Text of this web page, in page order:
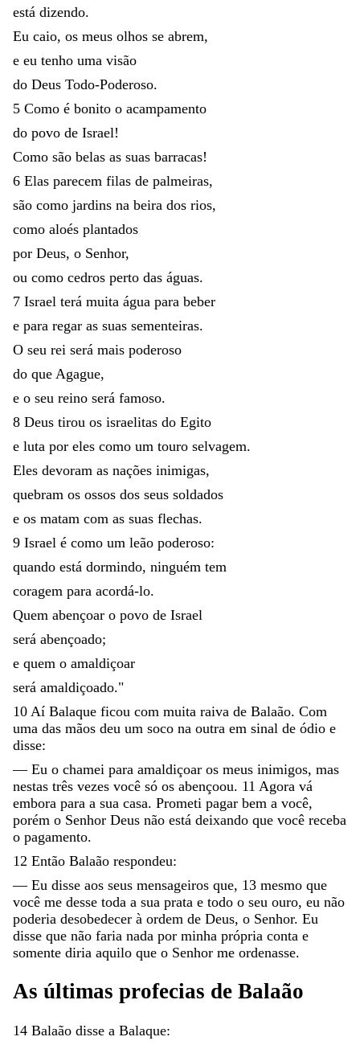
está dizendo.
Eu caio, os meus olhos se abrem,
e eu tenho uma visão
do Deus Todo-Poderoso.
5 Como é bonito o acampamento
do povo de Israel!
Como são belas as suas barracas!
6 Elas parecem filas de palmeiras,
são como jardins na beira dos rios,
como aloés plantados
por Deus, o Senhor,
ou como cedros perto das águas.
7 Israel terá muita água para beber
e para regar as suas sementeiras.
O seu rei será mais poderoso
do que Agague,
e o seu reino será famoso.
8 Deus tirou os israelitas do Egito
e luta por eles como um touro selvagem.
Eles devoram as nações inimigas,
quebram os ossos dos seus soldados
e os matam com as suas flechas.
9 Israel é como um leão poderoso:
quando está dormindo, ninguém tem
coragem para acordá-lo.
Quem abençoar o povo de Israel
será abençoado;
e quem o amaldiçoar
será amaldiçoado."
10 Aí Balaque ficou com muita raiva de Balaão. Com
uma das mãos deu um soco na outra em sinal de ódio e
disse:
— Eu o chamei para amaldiçoar os meus inimigos, mas
nestas três vezes você só os abençoou. 11 Agora vá
embora para a sua casa. Prometi pagar bem a você,
porém o Senhor Deus não está deixando que você receba
o pagamento.
12 Então Balaão respondeu:
— Eu disse aos seus mensageiros que, 13 mesmo que
você me desse toda a sua prata e todo o seu ouro, eu não
poderia desobedecer à ordem de Deus, o Senhor. Eu
disse que não faria nada por minha própria conta e
somente diria aquilo que o Senhor me ordenasse.
As últimas profecias de Balaão
14 Balaão disse a Balaque: